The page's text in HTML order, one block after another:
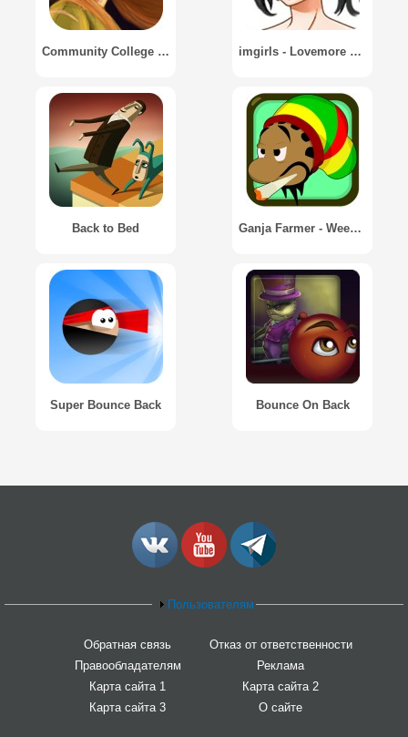
Community College Hero imgirls - Lovemore College RPG
Back to Bed Ganja Farmer - Weed empire
Super Bounce Back Bounce On Back
Пользователям
Обратная связь
Отказ от ответственности
Правообладателям
Реклама
Карта сайта 1
Карта сайта 2
Карта сайта 3
О сайте